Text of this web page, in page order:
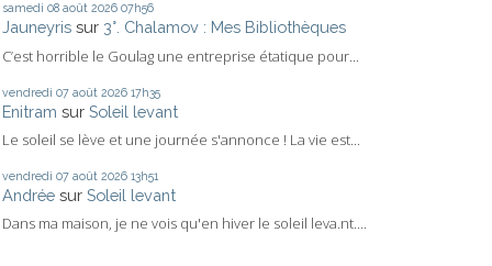
samedi 08 août 2026 07h56
Jauneyris sur 3°. Chalamov : Mes Bibliothèques
C’est horrible le Goulag une entreprise étatique pour...
vendredi 07 août 2026 17h35
Enitram sur Soleil levant
Le soleil se lève et une journée s'annonce ! La vie est...
vendredi 07 août 2026 13h51
Andrée sur Soleil levant
Dans ma maison, je ne vois qu'en hiver le soleil leva.nt....